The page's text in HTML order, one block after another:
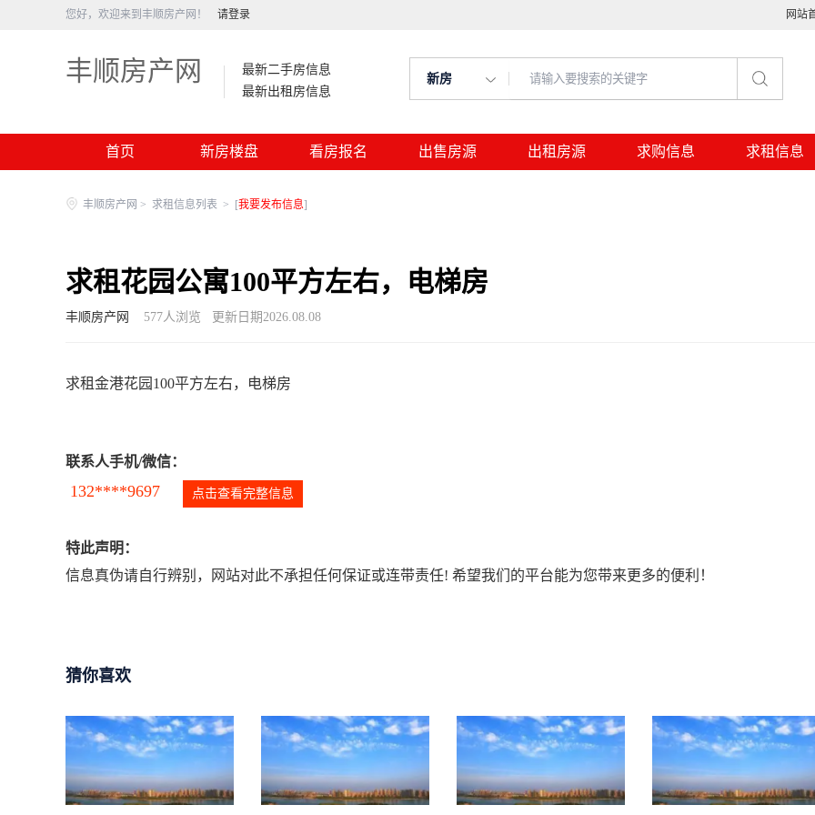
您好，欢迎来到丰顺房产网！ 请登录 网站
丰顺房产网
最新二手房信息
最新出租房信息
新房
首页 新房楼盘 看房报名 出售房源 出租房源 求购信息 求租信息
丰顺房产网 > 求租信息列表 > [我要发布信息]
求租花园公寓100平方左右，电梯房
丰顺房产网 577人浏览 更新日期2026.08.08
求租金港花园100平方左右，电梯房
联系人手机/微信：
132****9697 点击查看完整信息
特此声明：
信息真伪请自行辨别，网站对此不承担任何保证或连带责任! 希望我们的平台能为您带来更多的便利！
猜你喜欢